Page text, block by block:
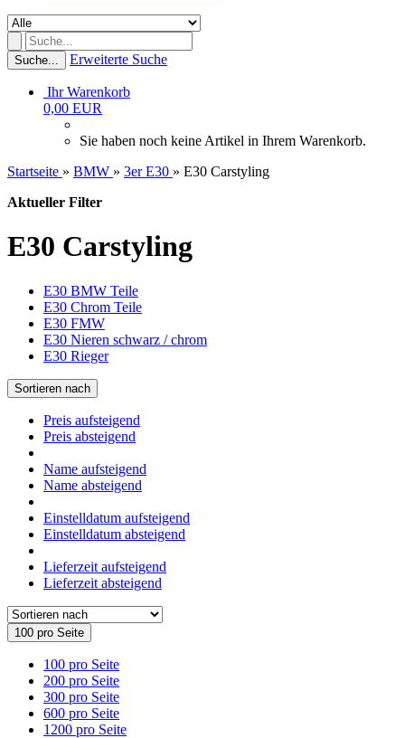
Suche... Erweiterte Suche
Ihr Warenkorb
0,00 EUR
Sie haben noch keine Artikel in Ihrem Warenkorb.
Startseite » BMW » 3er E30 » E30 Carstyling
Aktueller Filter
E30 Carstyling
E30 BMW Teile
E30 Chrom Teile
E30 FMW
E30 Nieren schwarz / chrom
E30 Rieger
Sortieren nach
Preis aufsteigend
Preis absteigend
Name aufsteigend
Name absteigend
Einstelldatum aufsteigend
Einstelldatum absteigend
Lieferzeit aufsteigend
Lieferzeit absteigend
100 pro Seite
100 pro Seite
200 pro Seite
300 pro Seite
600 pro Seite
1200 pro Seite